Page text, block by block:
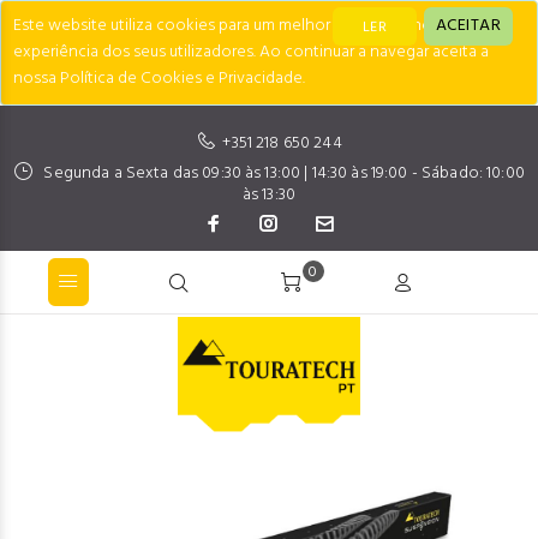
Este website utiliza cookies para um melhor desempenho e
experiência dos seus utilizadores. Ao continuar a navegar aceita a
nossa Política de Cookies e Privacidade.
LER ACEITAR
+351 218 650 244
Segunda a Sexta das 09:30 às 13:00 | 14:30 às 19:00 - Sábado: 10:00
às 13:30
0